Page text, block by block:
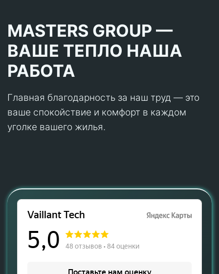
MASTERS GROUP —
ВАШЕ ТЕПЛО НАША
РАБОТА
Главная благодарность за наш труд — это
ваше спокойствие и комфорт в каждом
уголке вашего жилья.